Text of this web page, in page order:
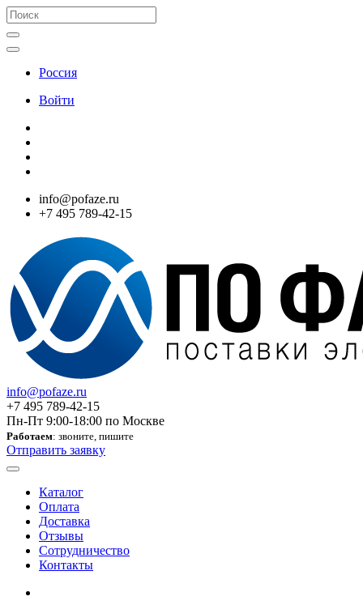
Россия
Войти
info@pofaze.ru
+7 495 789-42-15
info@pofaze.ru
+7 495 789-42-15
Пн-Пт 9:00-18:00 по Москве
Работаем: звоните, пишите
Отправить заявку
Каталог
Оплата
Доставка
Отзывы
Сотрудничество
Контакты